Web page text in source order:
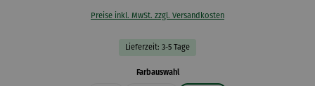
Preise inkl. MwSt. zzgl. Versandkosten
Lieferzeit: 3-5 Tage
Farbauswahlauswählen